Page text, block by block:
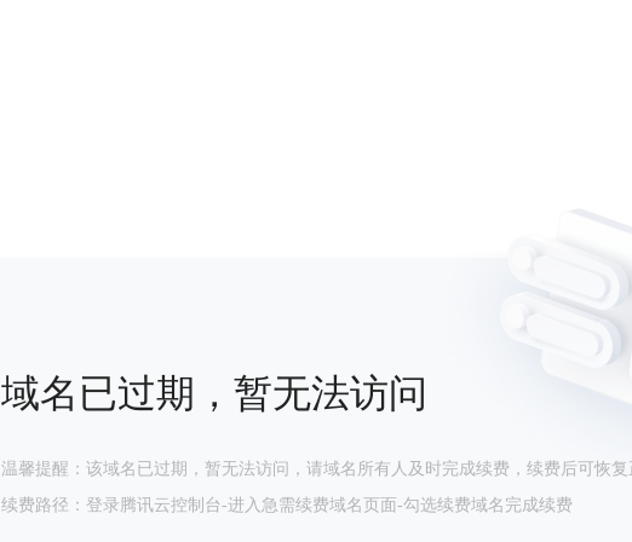
域名已过期，暂无法访问
温馨提醒：该域名已过期，暂无法访问，请域名所有人及时完成续费，续费后可恢复
续费路径：登录腾讯云控制台-进入急需续费域名页面-勾选续费域名完成续费